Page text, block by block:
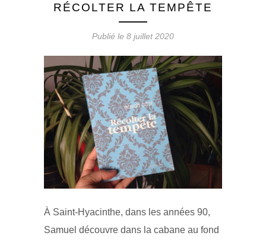
RÉCOLTER LA TEMPÊTE
Publié le 8 juillet 2020
À Saint-Hyacinthe, dans les années 90,
Samuel découvre dans la cabane au fond